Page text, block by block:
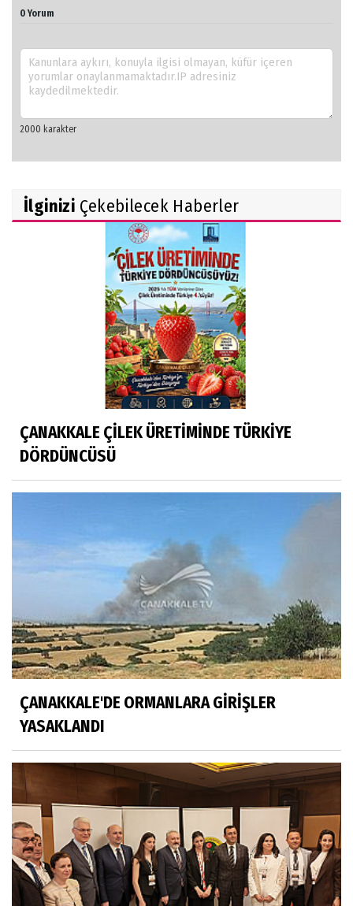
0 Yorum
İlginizi Çekebilecek Haberler
ÇANAKKALE ÇİLEK ÜRETİMİNDE TÜRKİYE
DÖRDÜNCÜSÜ
ÇANAKKALE'DE ORMANLARA GİRİŞLER
YASAKLANDI